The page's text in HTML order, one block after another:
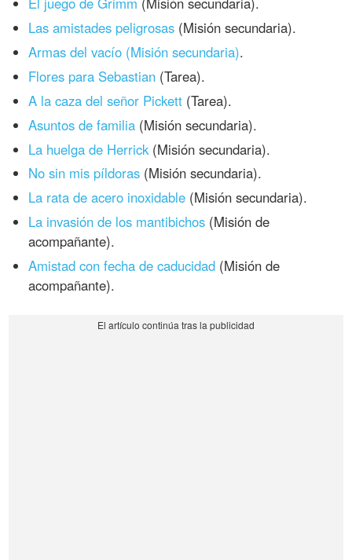
Las amistades peligrosas (Misión secundaria).
Armas del vacío (Misión secundaria).
Flores para Sebastian (Tarea).
A la caza del señor Pickett (Tarea).
Asuntos de familia (Misión secundaria).
La huelga de Herrick (Misión secundaria).
No sin mis píldoras (Misión secundaria).
La rata de acero inoxidable (Misión secundaria).
La invasión de los mantibichos (Misión de
acompañante).
Amistad con fecha de caducidad (Misión de
acompañante).